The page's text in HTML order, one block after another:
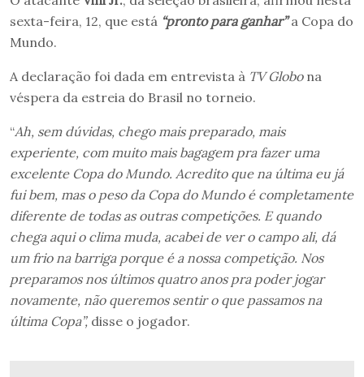
sexta-feira, 12, que está “pronto para ganhar”a Copa do
Mundo.
A declaração foi dada em entrevista à TV Globona
véspera da estreia do Brasil no torneio.
“Ah, sem dúvidas, chego mais preparado, mais
experiente, com muito mais bagagem pra fazer uma
excelente Copa do Mundo. Acredito que na última eu já
fui bem, mas o peso da Copa do Mundo é completamente
diferente de todas as outras competições. E quando
chega aqui o clima muda, acabei de ver o campo ali, dá
um frio na barriga porque é a nossa competição. Nos
preparamos nos últimos quatro anos pra poder jogar
novamente, não queremos sentir o que passamos na
última Copa”, disse o jogador.